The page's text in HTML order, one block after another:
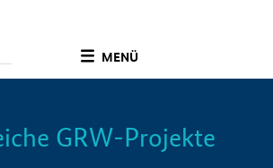
MENÜ
Info
GRW-Projekte